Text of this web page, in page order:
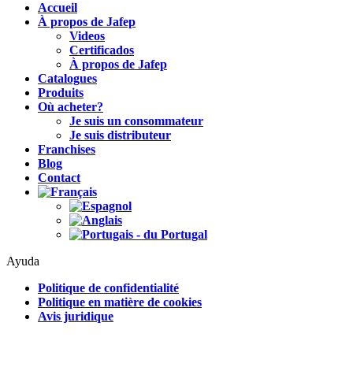
Accueil
À propos de Jafep
Videos
Certificados
À propos de Jafep
Catalogues
Produits
Où acheter?
Je suis un consommateur
Je suis distributeur
Franchises
Blog
Contact
Ayuda
Politique de confidentialité
Politique en matière de cookies
Avis juridique